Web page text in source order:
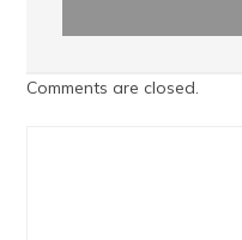
Comments are closed.